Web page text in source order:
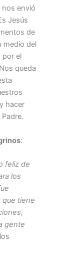
nos envió
Jesús
de
medio del
por el
queda
hacer
:
feliz de
los
que tiene
gente